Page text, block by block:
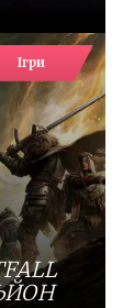
Ігри